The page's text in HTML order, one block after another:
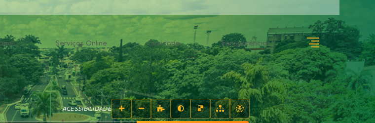
Serviços Online Ouvidoria Transparência
ACESSIBILIDADE